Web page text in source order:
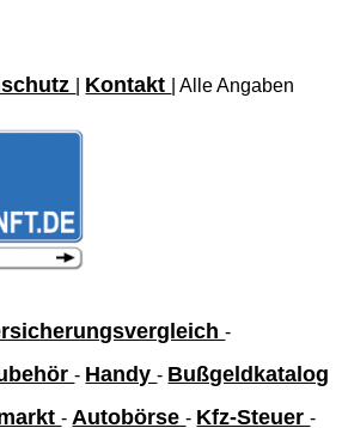
Kontakt
| Alle Angaben
-
- Handy- Bußgeldkatalog
- Autobörse- Kfz-Steuer-